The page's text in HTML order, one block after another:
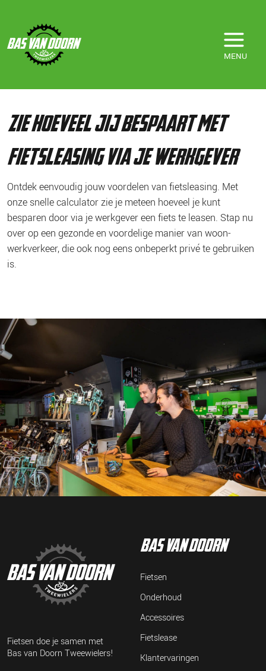
MENU
zie hoeveel jij bespaart met
fietsleasing via je werkgever
Ontdek eenvoudig jouw voordelen van fietsleasing. Met
onze snelle calculator zie je meteen hoeveel je kunt
besparen door via je werkgever een fiets te leasen. Stap nu
over op een gezonde en voordelige manier van woon-
werkverkeer, die ook nog eens onbeperkt privé te gebruiken
is.
Fietsen doe je samen met
Bas van Doorn Tweewielers!
bas van doorn
Fietsen
Onderhoud
Accessoires
Fietslease
Klantervaringen